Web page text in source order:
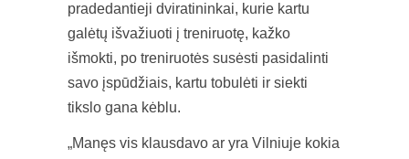
pradedantieji dviratininkai, kurie kartu
galėtų išvažiuoti į treniruotę, kažko
išmokti, po treniruotės susėsti pasidalinti
savo įspūdžiais, kartu tobulėti ir siekti
tikslo gana kėblu.
„Manęs vis klausdavo ar yra Vilniuje kokia